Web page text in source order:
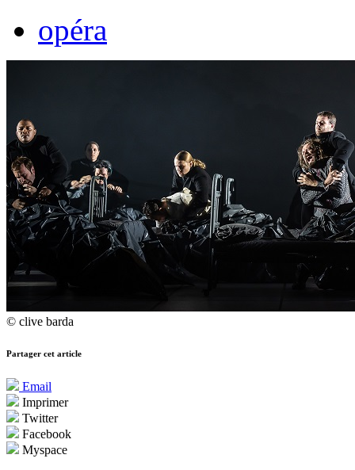
opéra
© clive barda
Partager cet article
Email
Imprimer
Twitter
Facebook
Myspace